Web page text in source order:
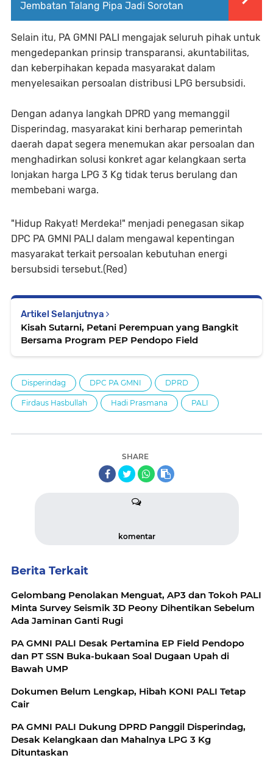
Jembatan Talang Pipa Jadi Sorotan
Selain itu, PA GMNI PALI mengajak seluruh pihak untuk
mengedepankan prinsip transparansi, akuntabilitas,
dan keberpihakan kepada masyarakat dalam
menyelesaikan persoalan distribusi LPG bersubsidi.
Dengan adanya langkah DPRD yang memanggil
Disperindag, masyarakat kini berharap pemerintah
daerah dapat segera menemukan akar persoalan dan
menghadirkan solusi konkret agar kelangkaan serta
lonjakan harga LPG 3 Kg tidak terus berulang dan
membebani warga.
"Hidup Rakyat! Merdeka!" menjadi penegasan sikap
DPC PA GMNI PALI dalam mengawal kepentingan
masyarakat terkait persoalan kebutuhan energi
bersubsidi tersebut.(Red)
Artikel Selanjutnya
Kisah Sutarni, Petani Perempuan yang Bangkit
Bersama Program PEP Pendopo Field
Disperindag DPC PA GMNI DPRD
Firdaus Hasbullah Hadi Prasmana PALI
SHARE
komentar
Berita Terkait
Gelombang Penolakan Menguat, AP3 dan Tokoh PALI
Minta Survey Seismik 3D Peony Dihentikan Sebelum
Ada Jaminan Ganti Rugi
PA GMNI PALI Desak Pertamina EP Field Pendopo
dan PT SSN Buka-bukaan Soal Dugaan Upah di
Bawah UMP
Dokumen Belum Lengkap, Hibah KONI PALI Tetap
Cair
PA GMNI PALI Dukung DPRD Panggil Disperindag,
Desak Kelangkaan dan Mahalnya LPG 3 Kg
Dituntaskan